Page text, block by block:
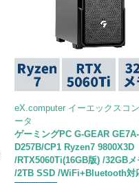
eX.computer イーエックスコ
ータ
ゲーミングPC G-GEAR GE7A-
D257B/CP1 Ryzen7 9800X3D
/RTX5060Ti(16GB版) /32GBメ
/2TB SSD /WiFi+Bluetooth対